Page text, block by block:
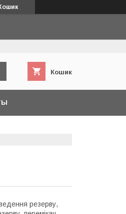
Кошик
резерву,